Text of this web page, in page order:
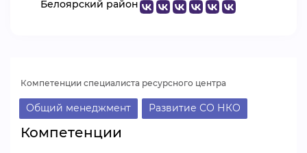
Белоярский район
Компетенции специалиста ресурсного центра
Общий менеджмент Развитие СО НКО
Компетенции